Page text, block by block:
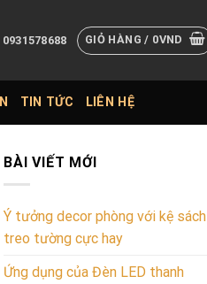
0931578688 GIỎ HÀNG / 0VND
TIN TỨC LIÊN HỆ
BÀI VIẾT MỚI
Ý tưởng decor phòng với kệ sách
treo tường cực hay
Ứng dụng của Đèn LED thanh